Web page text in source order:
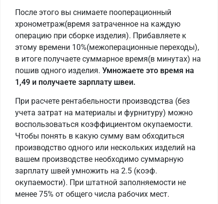
После этого вы снимаете пооперационный
хронометраж(время затраченное на каждую
операцию при сборке изделия). Прибавляете к
этому времени 10%(межоперационные переходы),
в итоге получаете суммарное время(в минутах) на
пошив одного изделия. Умножаете это время на
1,49 и получаете зарплату швеи.
При расчете рентабельности производства (без
учета затрат на материалы и фурнитуру) можно
воспользоваться коэффициентом окупаемости.
Чтобы понять в какую сумму вам обходиться
производство одного или нескольких изделий на
вашем производстве необходимо суммарную
зарплату швей умножить на 2.5 (коэф.
окупаемости). При штатной заполняемости не
менее 75% от общего числа рабочих мест.